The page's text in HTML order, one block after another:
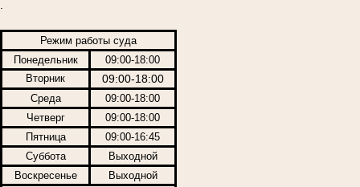
Режим работы суда
Понедельник
09:00-18:00
Вторник
09:00-18:00
Среда
09:00-18:00
Четверг
09:00-18:00
Пятница
09:00-16:45
Суббота
Выходной
Воскресенье
Выходной